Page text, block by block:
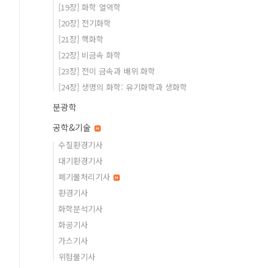
[19장] 화학 열역학
[20장] 전기화학
[21장] 핵화학
[22장] 비금속 화학
[23장] 전이 금속과 배위 화학
[24장] 생명의 화학: 유기화학과 생화학
분광학
공학&기술
수질환경기사
대기환경기사
폐기물처리기사
환경기사
화학분석기사
화공기사
가스기사
위험물기사